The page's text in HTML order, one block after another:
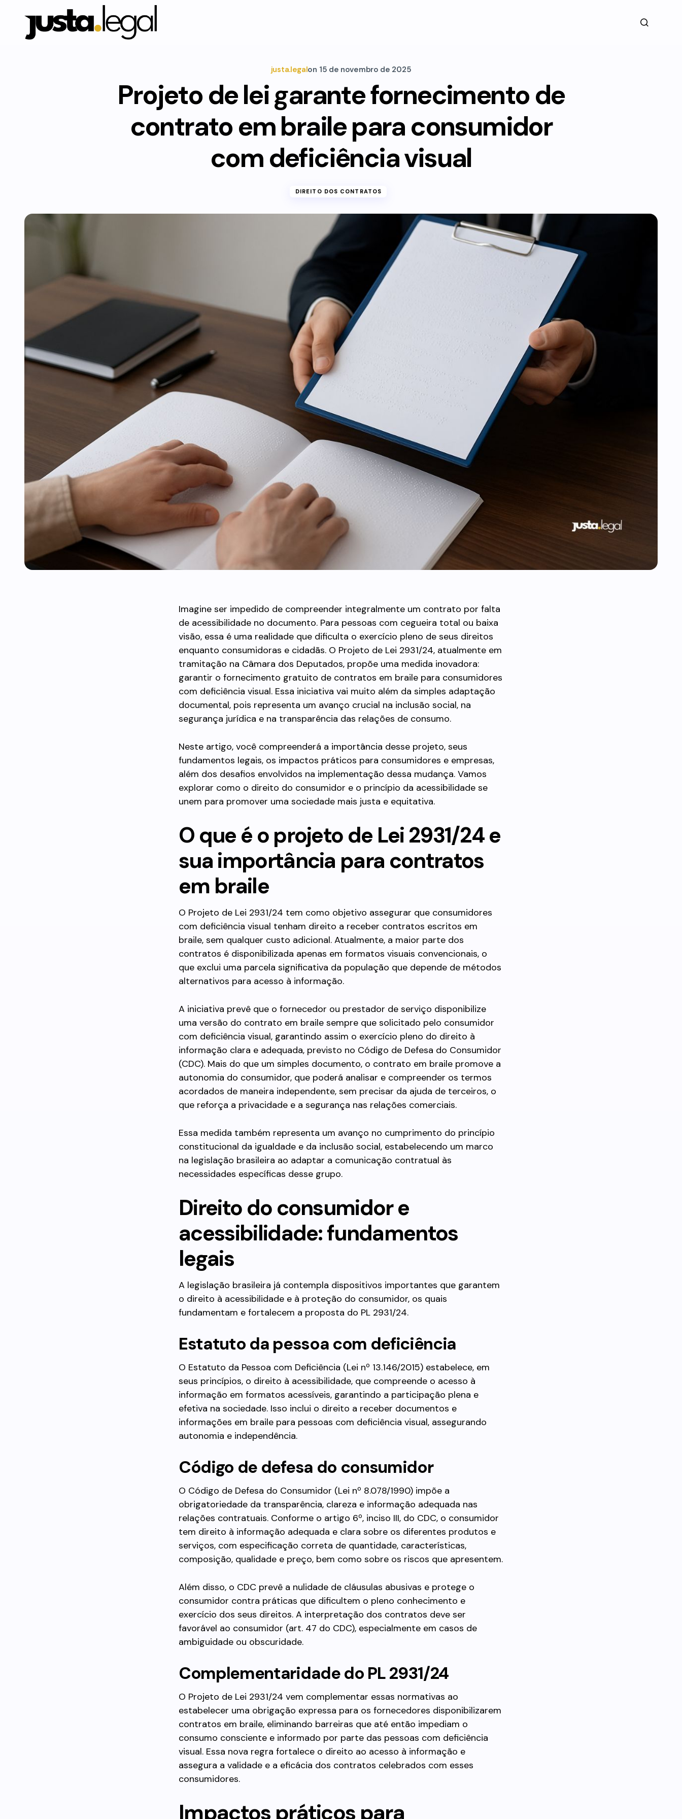
justa.legalon 15 de novembro de 2025
Projeto de lei garante fornecimento de
contrato em braile para consumidor
com deficiência visual
DIREITO DOS CONTRATOS
Imagine ser impedido de compreender integralmente um contrato por falta
de acessibilidade no documento. Para pessoas com cegueira total ou baixa
visão, essa é uma realidade que dificulta o exercício pleno de seus direitos
enquanto consumidoras e cidadãs. O Projeto de Lei 2931/24, atualmente em
tramitação na Câmara dos Deputados, propõe uma medida inovadora:
garantir o fornecimento gratuito de contratos em braile para consumidores
com deficiência visual. Essa iniciativa vai muito além da simples adaptação
documental, pois representa um avanço crucial na inclusão social, na
segurança jurídica e na transparência das relações de consumo.
Neste artigo, você compreenderá a importância desse projeto, seus
fundamentos legais, os impactos práticos para consumidores e empresas,
além dos desafios envolvidos na implementação dessa mudança. Vamos
explorar como o direito do consumidor e o princípio da acessibilidade se
unem para promover uma sociedade mais justa e equitativa.
O que é o projeto de Lei 2931/24 e
sua importância para contratos
em braile
O Projeto de Lei 2931/24 tem como objetivo assegurar que consumidores
com deficiência visual tenham direito a receber contratos escritos em
braile, sem qualquer custo adicional. Atualmente, a maior parte dos
contratos é disponibilizada apenas em formatos visuais convencionais, o
que exclui uma parcela significativa da população que depende de métodos
alternativos para acesso à informação.
A iniciativa prevê que o fornecedor ou prestador de serviço disponibilize
uma versão do contrato em braile sempre que solicitado pelo consumidor
com deficiência visual, garantindo assim o exercício pleno do direito à
informação clara e adequada, previsto no Código de Defesa do Consumidor
(CDC). Mais do que um simples documento, o contrato em braile promove a
autonomia do consumidor, que poderá analisar e compreender os termos
acordados de maneira independente, sem precisar da ajuda de terceiros, o
que reforça a privacidade e a segurança nas relações comerciais.
Essa medida também representa um avanço no cumprimento do princípio
constitucional da igualdade e da inclusão social, estabelecendo um marco
na legislação brasileira ao adaptar a comunicação contratual às
necessidades específicas desse grupo.
Direito do consumidor e
acessibilidade: fundamentos
legais
A legislação brasileira já contempla dispositivos importantes que garantem
o direito à acessibilidade e à proteção do consumidor, os quais
fundamentam e fortalecem a proposta do PL 2931/24.
Estatuto da pessoa com deficiência
O Estatuto da Pessoa com Deficiência (Lei nº 13.146/2015) estabelece, em
seus princípios, o direito à acessibilidade, que compreende o acesso à
informação em formatos acessíveis, garantindo a participação plena e
efetiva na sociedade. Isso inclui o direito a receber documentos e
informações em braile para pessoas com deficiência visual, assegurando
autonomia e independência.
Código de defesa do consumidor
O Código de Defesa do Consumidor (Lei nº 8.078/1990) impõe a
obrigatoriedade da transparência, clareza e informação adequada nas
relações contratuais. Conforme o artigo 6º, inciso III, do CDC, o consumidor
tem direito à informação adequada e clara sobre os diferentes produtos e
serviços, com especificação correta de quantidade, características,
composição, qualidade e preço, bem como sobre os riscos que apresentem.
Além disso, o CDC prevê a nulidade de cláusulas abusivas e protege o
consumidor contra práticas que dificultem o pleno conhecimento e
exercício dos seus direitos. A interpretação dos contratos deve ser
favorável ao consumidor (art. 47 do CDC), especialmente em casos de
ambiguidade ou obscuridade.
Complementaridade do PL 2931/24
O Projeto de Lei 2931/24 vem complementar essas normativas ao
estabelecer uma obrigação expressa para os fornecedores disponibilizarem
contratos em braile, eliminando barreiras que até então impediam o
consumo consciente e informado por parte das pessoas com deficiência
visual. Essa nova regra fortalece o direito ao acesso à informação e
assegura a validade e a eficácia dos contratos celebrados com esses
consumidores.
Impactos práticos para